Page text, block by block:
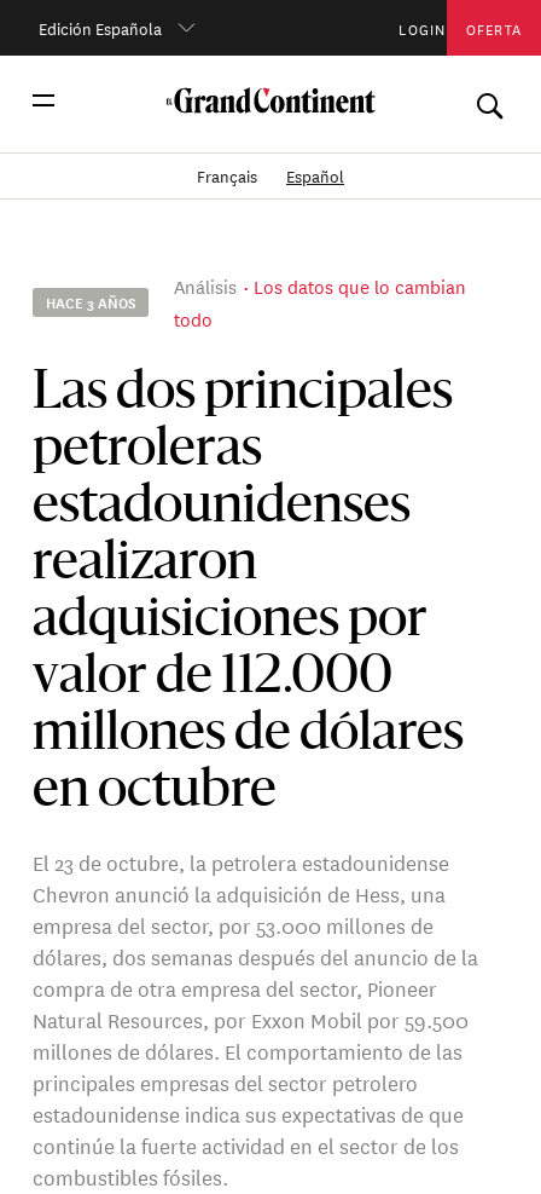
Edición Española LOGIN OFERTA
Français Español
HACE 3 AÑOS
Análisis
Los datos que lo cambian
todo
Las dos principales
petroleras
estadounidenses
realizaron
adquisiciones por
valor de 112.000
millones de dólares
en octubre
El 23 de octubre, la petrolera estadounidense
Chevron anunció la adquisición de Hess, una
empresa del sector, por 53.000 millones de
dólares, dos semanas después del anuncio de la
compra de otra empresa del sector, Pioneer
Natural Resources, por Exxon Mobil por 59.500
millones de dólares. El comportamiento de las
principales empresas del sector petrolero
estadounidense indica sus expectativas de que
continúe la fuerte actividad en el sector de los
combustibles fósiles.